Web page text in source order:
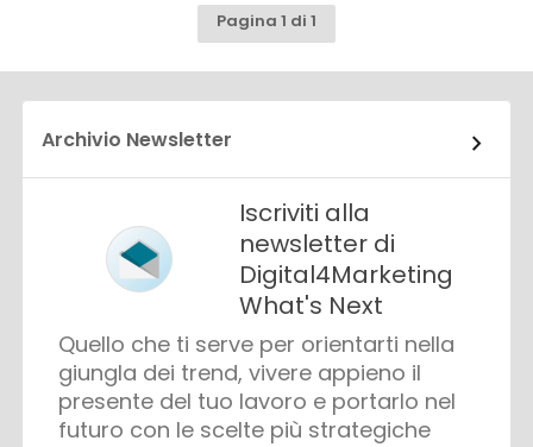
Pagina 1 di 1
Archivio Newsletter
Iscriviti alla
newsletter di
Digital4Marketing
What's Next
Quello che ti serve per orientarti nella
giungla dei trend, vivere appieno il
presente del tuo lavoro e portarlo nel
futuro con le scelte più strategiche